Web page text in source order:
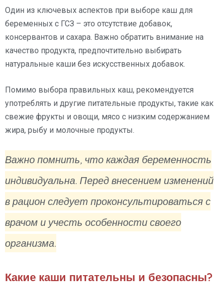
Один из ключевых аспектов при выборе каш для
беременных с ГСЗ – это отсутствие добавок,
консервантов и сахара. Важно обратить внимание на
качество продукта, предпочтительно выбирать
натуральные каши без искусственных добавок.
Помимо выбора правильных каш, рекомендуется
употреблять и другие питательные продукты, такие как
свежие фрукты и овощи, мясо с низким содержанием
жира, рыбу и молочные продукты.
Важно помнить, что каждая беременность
индивидуальна. Перед внесением изменений
в рацион следует проконсультироваться с
врачом и учесть особенности своего
организма.
Какие каши питательны и безопасны?